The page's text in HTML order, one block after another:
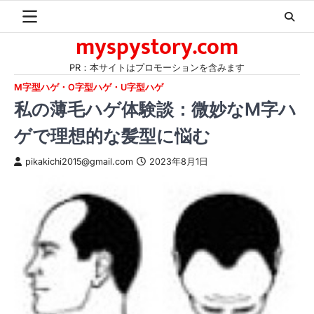
myspystory.com
PR：本サイトはプロモーションを含みます
M字型ハゲ・O字型ハゲ・U字型ハゲ
私の薄毛ハゲ体験談：微妙なM字ハ
ゲで理想的な髪型に悩む
pikakichi2015@gmail.com 2023年8月1日